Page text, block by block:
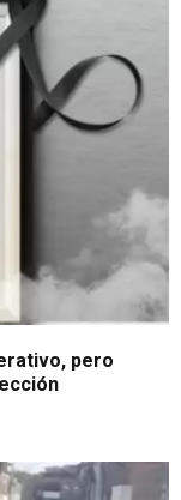
pero